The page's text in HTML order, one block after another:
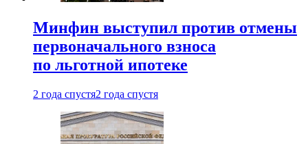
Минфин выступил против отмены
первоначального взноса
по льготной ипотеке
2 года спустя2 года спустя